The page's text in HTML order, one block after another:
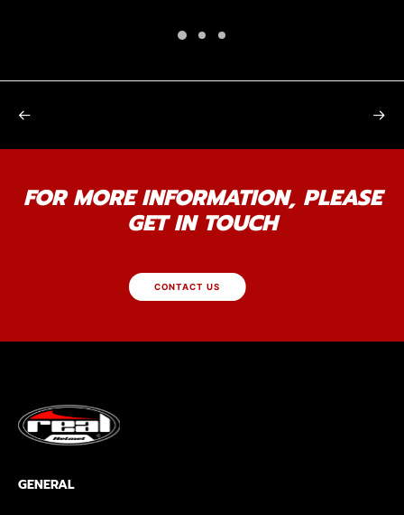
FOR MORE INFORMATION, PLEASE
GET IN TOUCH
CONTACT US
GENERAL